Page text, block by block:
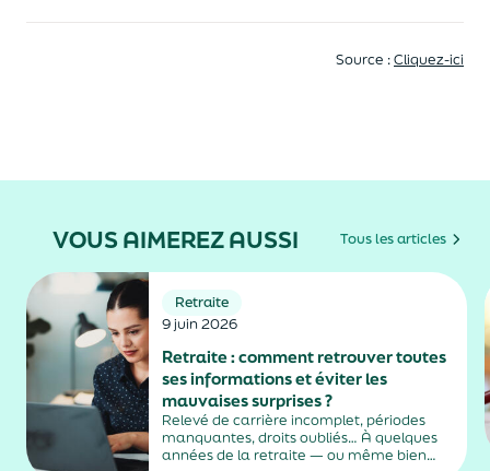
Source :Cliquez-ici
VOUS AIMEREZ AUSSI Tous les articles
Retraite
9 juin 2026
Retraite : comment retrouver toutes
ses informations et éviter les
mauvaises surprises ?
Relevé de carrière incomplet, périodes
manquantes, droits oubliés… À quelques
années de la retraite — ou même bien